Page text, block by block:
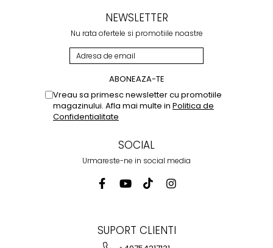
NEWSLETTER
Nu rata ofertele si promotiile noastre
Vreau sa primesc newsletter cu promotiile
magazinului. Afla mai multe in Politica de
Confidentialitate
SOCIAL
Urmareste-ne in social media
SUPORT CLIENTI